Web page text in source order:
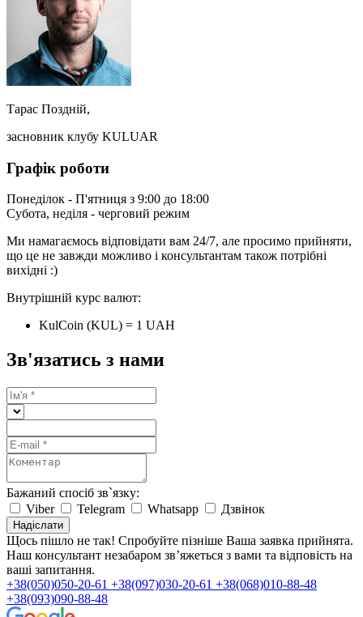
Тарас Поздній,
засновник клубу KULUAR
Графік роботи
Понеділок - П'ятниця з 9:00 до 18:00
Субота, неділя - черговий режим
Ми намагаємось відповідати вам 24/7, але просимо прийняти,
що це не завжди можливо і консультантам також потрібні
вихідні :)
Внутрішній курс валют:
KulCoin (KUL) = 1 UAH
Зв'язатись з нами
Бажаний спосіб зв`язку:
Viber
Telegram Whatsapp Дзвінок
Надіслати
Щось пішло не так! Спробуйте пізніше Ваша заявка прийнята.
Наш консультант незабаром зв’яжеться з вами та відповість на
ваші запитання.
+38(050)050-20-61 +38(097)030-20-61 +38(068)010-88-48
+38(093)090-88-48